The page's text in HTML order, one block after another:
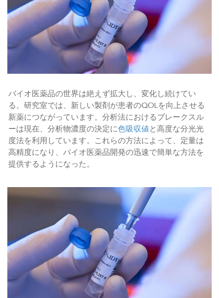
バイオ医薬品の世界は絶えず拡大し、変化し続けてい
る。研究室では、新しい製剤が患者のQOLを向上させる
新薬につながっています。分析法におけるブレークスル
ーは現在、分析物濃度の決定に色吸収値と高度な分光光
度法を利用しています。これらの方法によって、定量は
高精度になり、バイオ医薬品開発の迅速で簡単な方法を
提供するようになった。